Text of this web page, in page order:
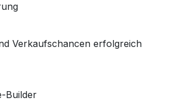
Verkaufschancen erfolgreich
Builder